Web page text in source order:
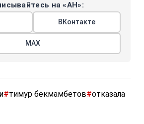
на «АН»:
ВКонтакте
МАХ
#тимур бекмамбетов#отказала